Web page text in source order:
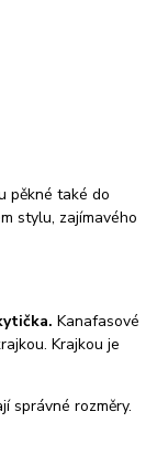
pěkné také do
stylu, zajímavého
Kanafasové
Krajkou je
správné rozměry.